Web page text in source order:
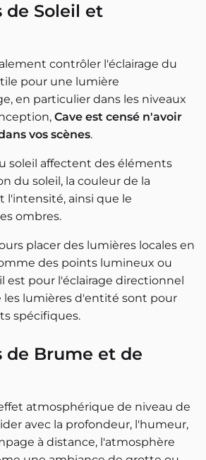
de Soleil et
contrôler l'éclairage du
pour une lumière
en particulier dans les niveaux
Cave est censé n'avoir
vos scènes.
soleil affectent des éléments
du soleil, la couleur de la
l'intensité, ainsi que le
ombres.
placer des lumières locales en
des points lumineux ou
est pour l'éclairage directionnel
les lumières d'entité sont pour
spécifiques.
de Brume et de
atmosphérique de niveau de
avec la profondeur, l'humeur,
à distance, l'atmosphère